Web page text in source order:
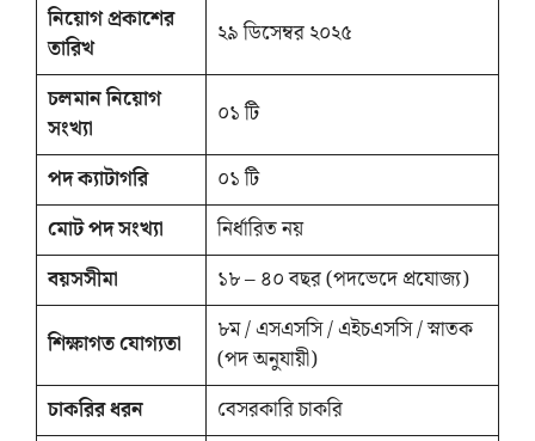
নিয়োগ প্রকাশের
তারিখ
২৯ ডিসেম্বর ২০২৫
চলমান নিয়োগ
সংখ্যা
০১ টি
পদ ক্যাটাগরি
০১ টি
মোট পদ সংখ্যা
নির্ধারিত নয়
বয়সসীমা
১৮ – ৪০ বছর (পদভেদে প্রযোজ্য)
শিক্ষাগত যোগ্যতা
৮ম / এসএসসি / এইচএসসি / স্নাতক
(পদ অনুযায়ী)
চাকরির ধরন
বেসরকারি চাকরি